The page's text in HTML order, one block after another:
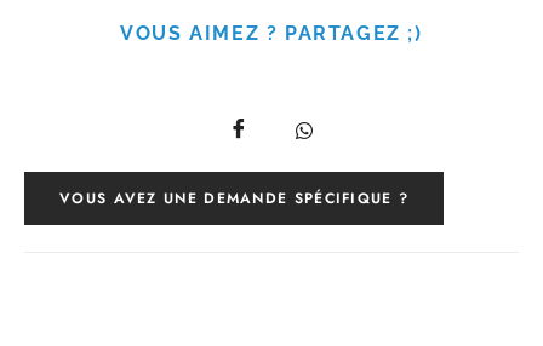
VOUS AIMEZ ? PARTAGEZ ;)
VOUS AVEZ UNE DEMANDE SPÉCIFIQUE ?